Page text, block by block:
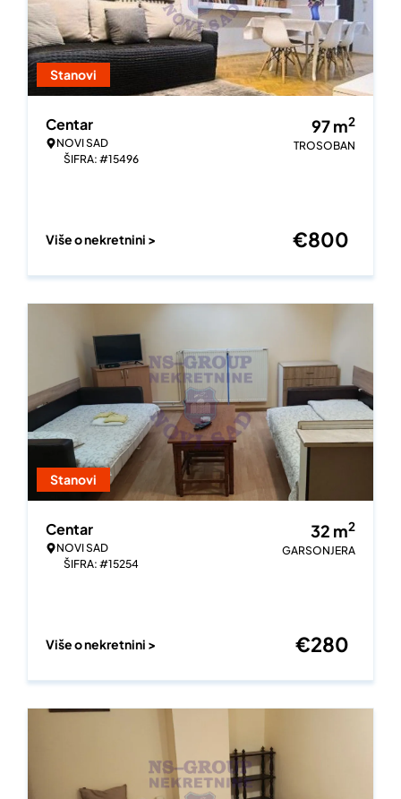
Stanovi
Centar
NOVI SAD
ŠIFRA: #15496
97m2
TROSOBAN
Više o nekretnini > €800
Stanovi
Centar
NOVI SAD
ŠIFRA: #15254
32 m2
GARSONJERA
Više o nekretnini > €280